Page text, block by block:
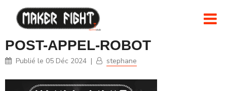
POST-APPEL-ROBOT
Publié le 05 Déc 2024 | stephane